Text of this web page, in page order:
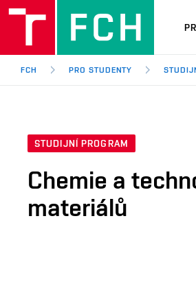
FCH PRO STUDENTY
STUDIJNÍ PROGRAM
Chemie a
materiálů